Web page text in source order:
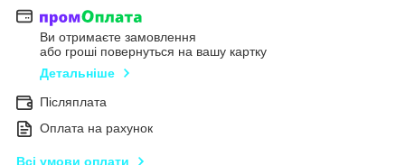
Ви отримаєте замовлення
або гроші повернуться на вашу картку
Детальніше
Післяплата
Оплата на рахунок
Всі умови оплати